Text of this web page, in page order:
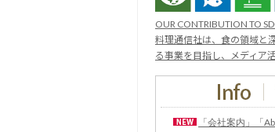
OUR CONTRIBUTION TO
料理通信社は、食の領域と
る事業を目指し、メディア
「会社案内」「